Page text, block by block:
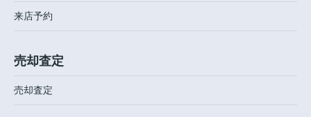
来店予約
売却査定
売却査定